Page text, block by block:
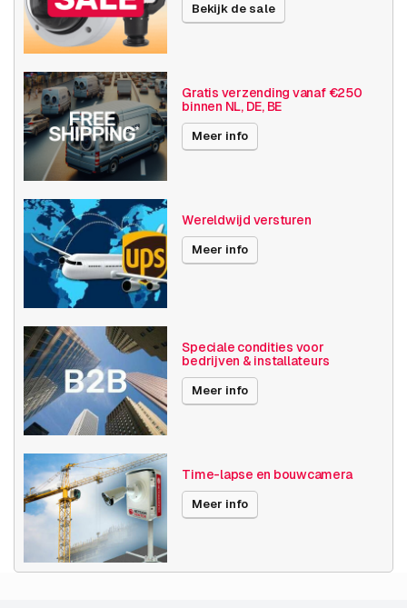
Bekijk de sale
Gratis verzending vanaf €250
binnen NL, DE, BE
Meer info
Wereldwijd versturen
Meer info
Speciale condities voor
bedrijven & installateurs
Meer info
Time-lapse en bouwcamera
Meer info